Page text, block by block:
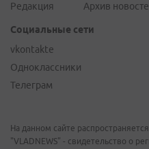
Редакция
Архив
Социальные сети
vkontakte
Одноклассники
Телеграм
На данном сайте
"VLADNEWS" - свидетельство о